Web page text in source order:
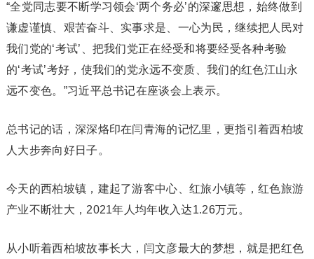
“全党同志要不断学习领会‘两个务必’的深邃思想，始终做到
谦虚谨慎、艰苦奋斗、实事求是、一心为民，继续把人民对
我们党的‘考试’、把我们党正在经受和将要经受各种考验
的‘考试’考好，使我们的党永远不变质、我们的红色江山永
远不变色。”习近平总书记在座谈会上表示。
总书记的话，深深烙印在闫青海的记忆里，更指引着西柏坡
人大步奔向好日子。
今天的西柏坡镇，建起了游客中心、红旅小镇等，红色旅游
产业不断壮大，2021年人均年收入达1.26万元。
从小听着西柏坡故事长大，闫文彦最大的梦想，就是把红色